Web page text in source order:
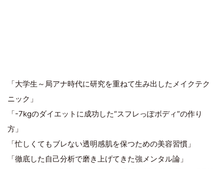
「大学生～局アナ時代に研究を重ねて生み出したメイクテク
ニック」
「-7kgのダイエットに成功した“スフレっぽボディ”の作り
方」
「忙しくてもブレない透明感肌を保つための美容習慣」
「徹底した自己分析で磨き上げてきた強メンタル論」